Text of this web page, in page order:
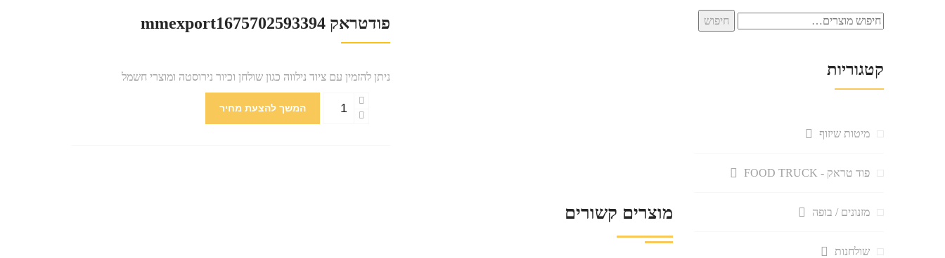
פודטראק mmexport1675702593394
ניתן להזמין עם ציוד נילווה כגון שולחן וכיור נירוסטה ומוצרי חשמל
המשך להצעת מחיר
מוצרים קשורים
חיפוש
חיפוש
קטגוריות
מיטות שיזוף
פוד טראק - FOOD TRUCK
מזנונים / בופה
שולחנות